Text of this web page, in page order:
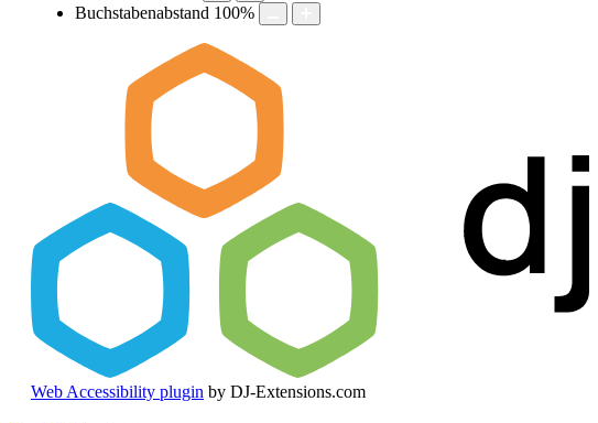
Buchstabenabstand 100%
Web Accessibility plugin by DJ-Extensions.com